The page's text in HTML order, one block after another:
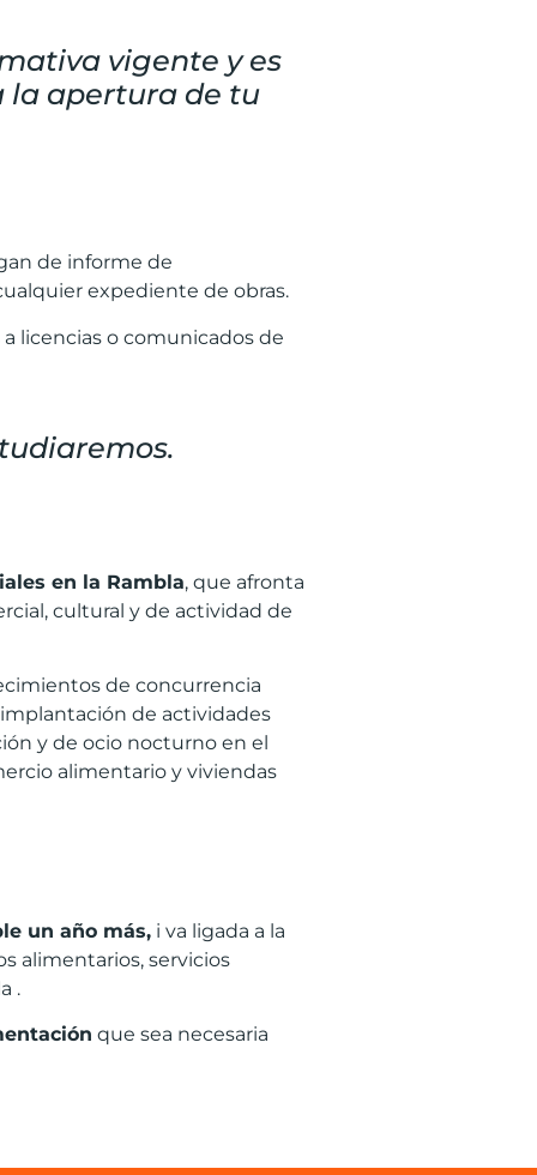
vigente y es
la apertura de tu
de informe de
expediente de obras.
licencias o comunicados de
en la Rambla, que afronta
cultural y de actividad de
de concurrencia
implantación de actividades
y de ocio nocturno en el
alimentario y viviendas
un año más, i va ligada a la
alimentarios, servicios
.
que sea necesaria